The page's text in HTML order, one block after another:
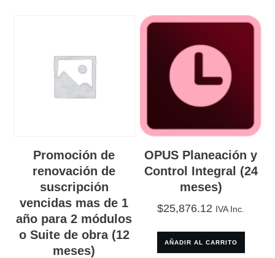
Promoción de
renovación de
suscripción
vencidas mas de 1
año para 2 módulos
o Suite de obra (12
meses)
OPUS Planeación y
Control Integral (24
meses)
$25,876.12 IVA Inc.
AÑADIR AL CARRITO